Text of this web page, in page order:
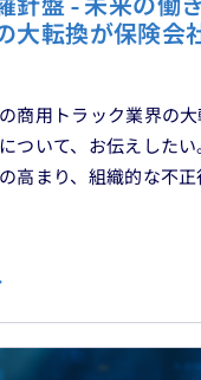
針盤 - 未来の働
大転換が保険会
商用トラック業界の
ついて、お伝えした
高まり、組織的な不正